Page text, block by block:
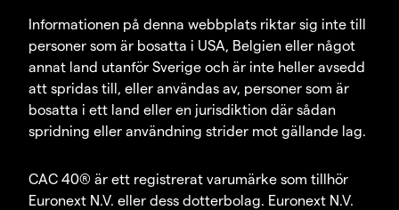
Informationen på denna webbplats riktar sig inte till
personer som är bosatta i USA, Belgien eller något
annat land utanför Sverige och är inte heller avsedd
att spridas till, eller användas av, personer som är
bosatta i ett land eller en jurisdiktion där sådan
spridning eller användning strider mot gällande lag.
CAC 40® är ett registrerat varumärke som tillhör
Euronext N.V. eller dess dotterbolag. Euronext N.V.